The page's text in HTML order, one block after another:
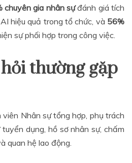
chuyên gia nhân sựđánh giá tích
hiệu quả trong tổ chức, và 56%
sự phối hợp trong công việc.
thường gặp
viên Nhân sự tổng hợp, phụ trách
dụng, hồ sơ nhân sự, chấm
quan hệ lao động.